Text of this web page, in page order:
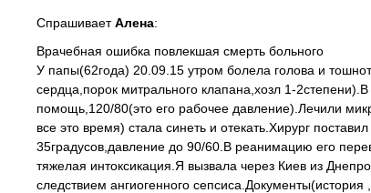
СпрашиваетАлена:
Врачебная ошибка повлекшая смерть больного
У папы(62года) 20.09.15 утром болела голова и
сердца,порок митрального клапана,хозл 1-
помощь,120/80(это его рабочее давление).Лечили
все это время) стала синеть и отекать.Хирург
35градусов,давление до 90/60.В реанимацию его
тяжелая интоксикация.Я вызвала через Киев из
следствием ангиогенного